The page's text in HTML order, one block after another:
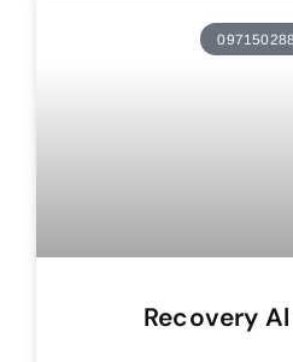
ريكفري السمحة Recovery Al